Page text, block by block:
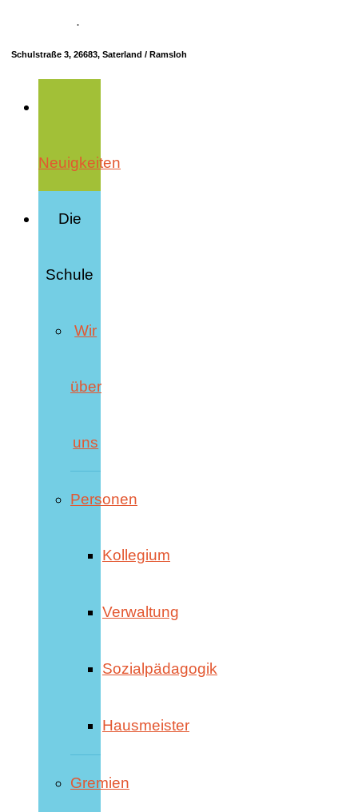
·
Schulstraße 3, 26683, Saterland / Ramsloh
Neuigkeiten
Die
Schule
Wir
über
uns
Personen
Kollegium
Verwaltung
Sozialpädagogik
Hausmeister
Gremien